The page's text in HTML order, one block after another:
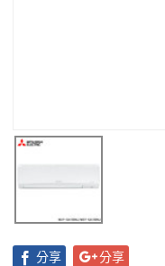
分享 分享